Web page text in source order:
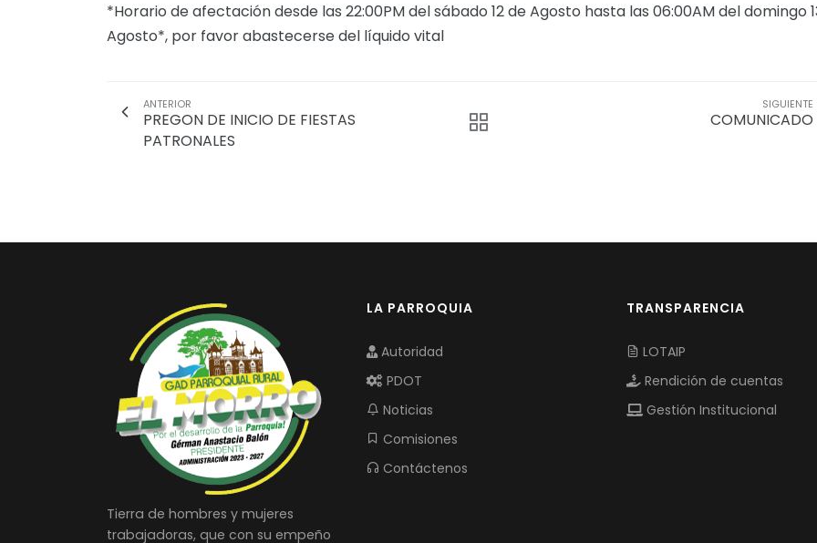
*Horario de afectación desde las 22:00PM del sábado 12 de Agosto hasta las 06:00AM del domingo
Agosto*, por favor abastecerse del líquido vital
ANTERIOR
PREGON DE INICIO DE FIESTAS
PATRONALES
SIGUIENTE
COMUNICADO
Tierra de hombres y mujeres
trabajadoras, que con su empeño
LA PARROQUIA
Autoridad
PDOT
Noticias
Comisiones
Contáctenos
TRANSPARENCIA
LOTAIP
Rendición de cuentas
Gestión Institucional